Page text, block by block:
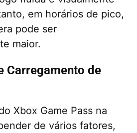
em horários de pico,
pode ser
maior.
Carregamento de
Xbox Game Pass na
de vários fatores,